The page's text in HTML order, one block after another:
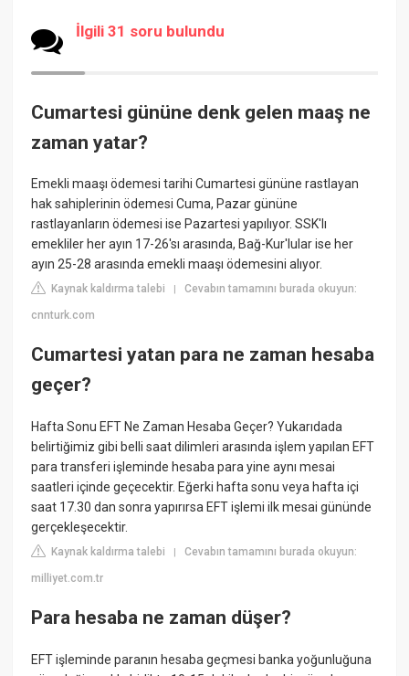
İlgili 31 soru bulundu
Cumartesi gününe denk gelen maaş ne
zaman yatar?
Emekli maaşı ödemesi tarihi Cumartesi gününe rastlayan
hak sahiplerinin ödemesi Cuma, Pazar gününe
rastlayanların ödemesi ise Pazartesi yapılıyor. SSK'lı
emekliler her ayın 17-26'sı arasında, Bağ-Kur'lular ise her
ayın 25-28 arasında emekli maaşı ödemesini alıyor.
Kaynak kaldırma talebi |Cevabın tamamını burada okuyun:
cnnturk.com
Cumartesi yatan para ne zaman hesaba
geçer?
Hafta Sonu EFT Ne Zaman Hesaba Geçer? Yukarıdada
belirtiğimiz gibi belli saat dilimleri arasında işlem yapılan EFT
para transferi işleminde hesaba para yine aynı mesai
saatleri içinde geçecektir. Eğerki hafta sonu veya hafta içi
saat 17.30 dan sonra yapırırsa EFT işlemi ilk mesai gününde
gerçekleşecektir.
Kaynak kaldırma talebi |Cevabın tamamını burada okuyun:
milliyet.com.tr
Para hesaba ne zaman düşer?
EFT işleminde paranın hesaba geçmesi banka yoğunluğuna